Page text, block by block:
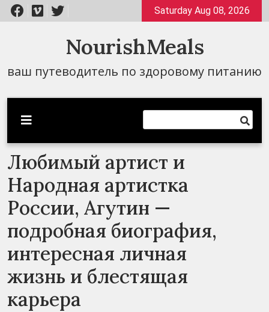
Перейти
к
Saturday Aug 08, 2026
NourishMeals
ваш путеводитель по здоровому питанию
Любимый артист и
Народная артистка
России, Агутин —
подробная биография,
интересная личная
жизнь и блестящая
карьера